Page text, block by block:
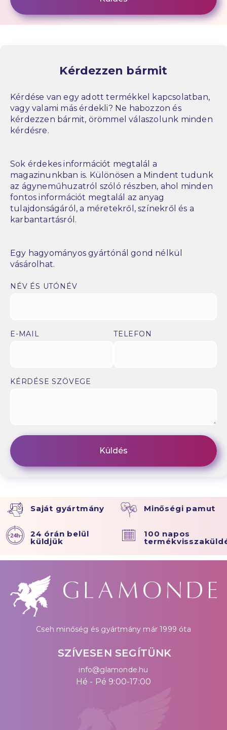
Kérdezzen bármit
Kérdése van egy adott termékkel kapcsolatban,
vagy valami más érdekli? Ne habozzon és
kérdezzen bármit, örömmel válaszolunk minden
kérdésre.
Sok érdekes információt megtalál a
magazinunkban is. Különösen a Mindent tudunk
az ágyneműhuzatról szóló részben, ahol minden
fontos információt megtalál az anyag
tulajdonságáról, a méretekről, színekről és a
karbantartásról.
Egy hagyományos gyártónál gond nélkül
vásárolhat.
NÉV ÉS UTÓNÉV
E-MAIL TELEFON
KÉRDÉSE SZÖVEGE
Saját gyártmány Minőségi pamut
24 órán belül
küldjük
100 napos
Cseh minőség és gyártmány már 1999 óta
SZÍVESEN SEGÍTÜNK
info@glamonde.hu
Hé - Pé 9:00-17:00